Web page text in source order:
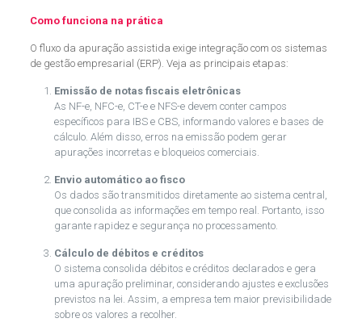
Como funciona na prática
O fluxo da apuração assistida exige integração com os sistemas
de gestão empresarial (ERP). Veja as principais etapas:
Emissão de notas fiscais eletrônicas
As NF-e, NFC-e, CT-e e NFS-e devem conter campos
específicos para IBS e CBS, informando valores e bases de
cálculo. Além disso, erros na emissão podem gerar
apurações incorretas e bloqueios comerciais.
Envio automático ao fisco
Os dados são transmitidos diretamente ao sistema central,
que consolida as informações em tempo real. Portanto, isso
garante rapidez e segurança no processamento.
Cálculo de débitos e créditos
O sistema consolida débitos e créditos declarados e gera
uma apuração preliminar, considerando ajustes e exclusões
previstos na lei. Assim, a empresa tem maior previsibilidade
sobre os valores a recolher.